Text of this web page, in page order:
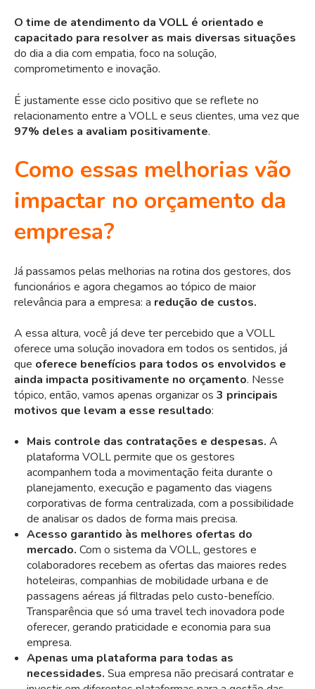
O time de atendimento da VOLL é orientado e
capacitado para resolver as mais diversas situações
do dia a dia com empatia, foco na solução,
comprometimento e inovação.
É justamente esse ciclo positivo que se reflete no
relacionamento entre a VOLL e seus clientes, uma vez que
97% deles a avaliam positivamente.
Como essas melhorias vão
impactar no orçamento da
empresa?
Já passamos pelas melhorias na rotina dos gestores, dos
funcionários e agora chegamos ao tópico de maior
relevância para a empresa: a redução de custos.
A essa altura, você já deve ter percebido que a VOLL
oferece uma solução inovadora em todos os sentidos, já
que oferece benefícios para todos os envolvidos e
ainda impacta positivamente no orçamento. Nesse
tópico, então, vamos apenas organizar os 3 principais
motivos que levam a esse resultado:
Mais controle das contratações e despesas. A
plataforma VOLL permite que os gestores
acompanhem toda a movimentação feita durante o
planejamento, execução e pagamento das viagens
corporativas de forma centralizada, com a possibilidade
de analisar os dados de forma mais precisa.
Acesso garantido às melhores ofertas do
mercado. Com o sistema da VOLL, gestores e
colaboradores recebem as ofertas das maiores redes
hoteleiras, companhias de mobilidade urbana e de
passagens aéreas já filtradas pelo custo-benefício.
Transparência que só uma travel tech inovadora pode
oferecer, gerando praticidade e economia para sua
empresa.
Apenas uma plataforma para todas as
necessidades. Sua empresa não precisará contratar e